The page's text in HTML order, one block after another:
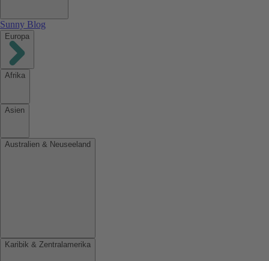
Sunny Blog
Europa
Afrika
Asien
Australien & Neuseeland
Karibik & Zentralamerika